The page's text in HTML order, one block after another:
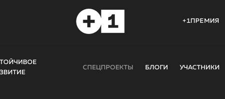
+1ПРЕМИЯ
СПЕЦПРОЕКТЫ БЛОГИ УЧАСТНИКИ